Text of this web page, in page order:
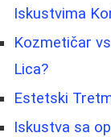
Iskustvima
Kozmetičar
Lica?
Estetski
Iskustva sa